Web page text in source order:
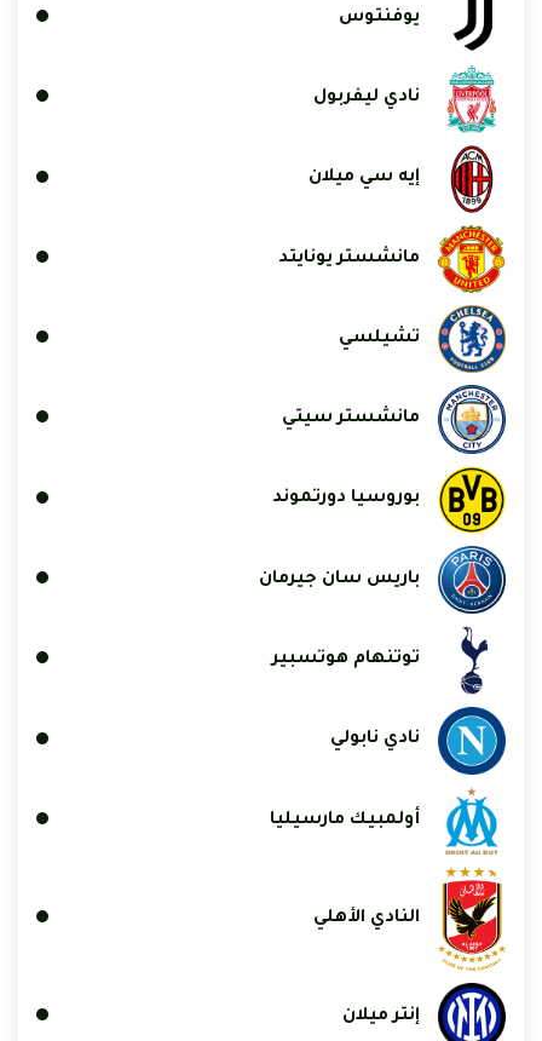
يوفنتوس
نادي ليفربول
إيه سي ميلان
مانشستر يونايتد
تشيلسي
مانشستر سيتي
بوروسيا دورتموند
باريس سان جيرمان
توتنهام هوتسبير
نادي نابولي
أولمبيك مارسيليا
النادي الأهلي
إنتر ميلان